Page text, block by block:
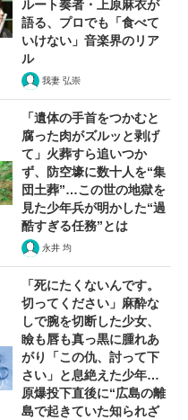
ルート奏者・上原麻衣が
語る、プロでも「食べて
いけない」音楽界のリア
ル
我妻 弘崇
「遺体の手首をつかむと
腐った肉がズルッと剥げ
て」火葬すら追いつか
ず、防空壕に数十人を“集
団土葬”…この世の地獄を
見た少年兵が明かした“過
酷すぎる任務”とは
永井 均
「死にたくないんです。
切ってください」麻酔な
しで腕を切断した少女、
瞼も唇も真っ黒に腫れあ
がり「この仇、討って下
さい」と息絶えた少年…
原爆投下直後に“広島の離
島で起きていた知られざ